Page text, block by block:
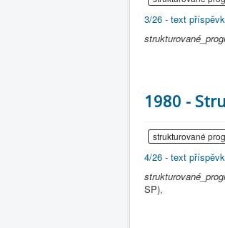
3/26 - text
1980 -
strukturované
4/26 - text
SP),